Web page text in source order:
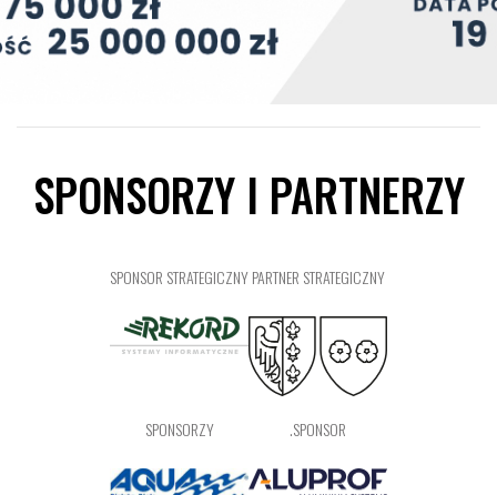
SPONSORZY I PARTNERZY
SPONSOR STRATEGICZNYPARTNER STRATEGICZNY
SPONSORZY .SPONSOR